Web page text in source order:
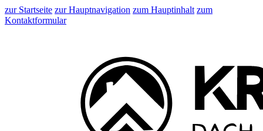
zur Startseite zur Hauptnavigation zum Hauptinhalt zum
Kontaktformular